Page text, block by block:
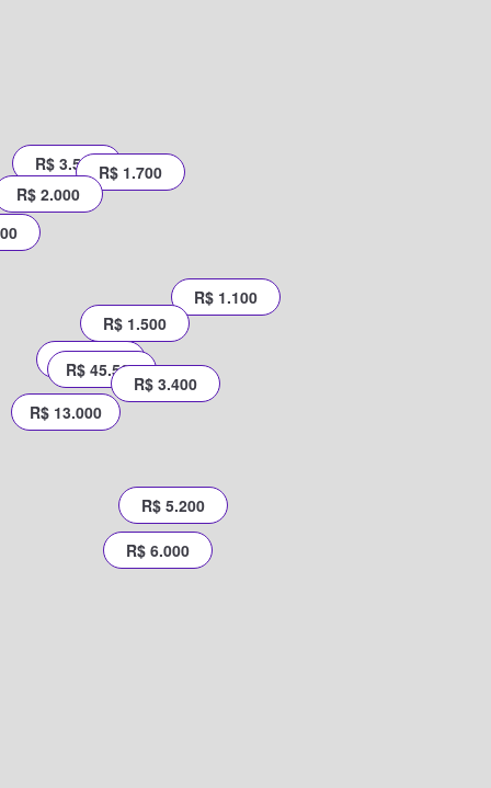
R$ 2.000
R$ 5.200
R$ 1.700
R$ 1.500
R$ 6.000
R$ 1.100
R$ 13.000
R$ 3.400
R$ 6.700
R$ 45.560
R$ 3.500